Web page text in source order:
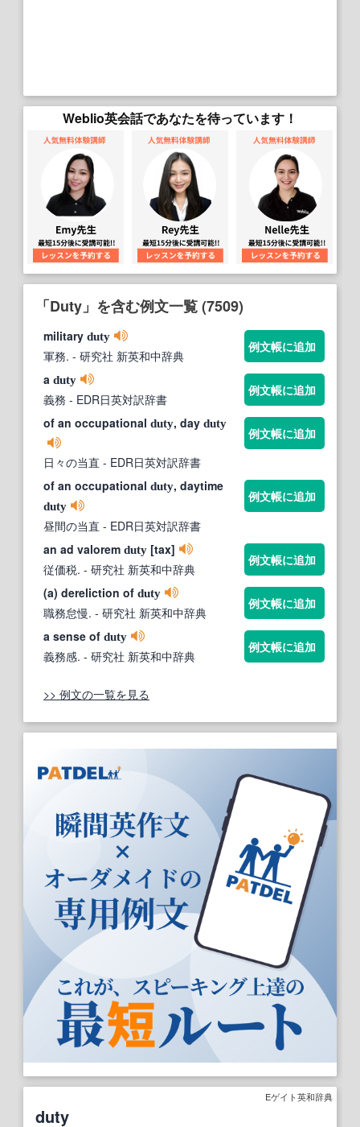
Weblio英会話であなたを待っています！
「Duty」を含む例文一覧 (7509)
military duty
軍務. - 研究社 新英和中辞典
例文帳に追加
a duty
義務 - EDR日英対訳辞書
例文帳に追加
of an occupational duty, day duty
日々の当直 - EDR日英対訳辞書
例文帳に追加
of an occupational duty, daytime
duty
昼間の当直 - EDR日英対訳辞書
例文帳に追加
an ad valorem duty [tax]
従価税. - 研究社 新英和中辞典
例文帳に追加
(a) dereliction of duty
職務怠慢. - 研究社 新英和中辞典
例文帳に追加
a sense of duty
義務感. - 研究社 新英和中辞典
例文帳に追加
>> 例文の一覧を見る
Eゲイト英和辞典
duty